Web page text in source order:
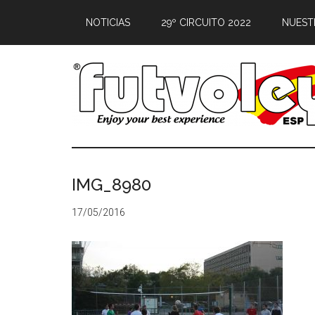
NOTICIAS 29º CIRCUITO 2022
IMG_8980
17/05/2016